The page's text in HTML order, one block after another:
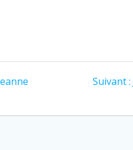
Suivant :